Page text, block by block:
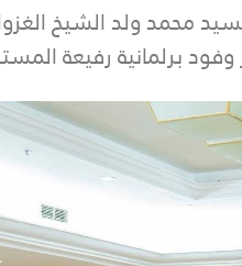
محمد ولد الشيخ
برلمانية رفيعة